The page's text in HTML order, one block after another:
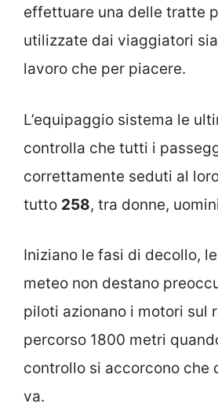
effettuare una delle tratte
utilizzate dai viaggiatori
lavoro che per piacere.
L’equipaggio sistema le
controlla che tutti i
correttamente seduti al
tutto 258, tra donne,
Iniziano le fasi di decollo,
meteo non destano
piloti azionano i motori sul
percorso 1800 metri
controllo si accorcono che
va.